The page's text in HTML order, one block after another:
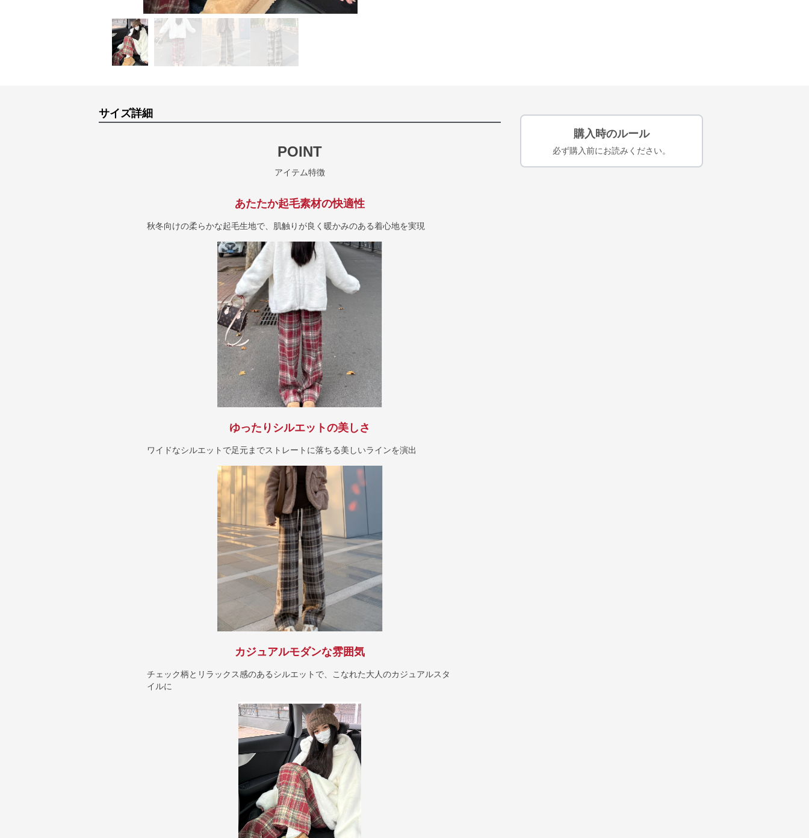
サイズ詳細
POINT
アイテム特徴
あたたか起毛素材の快適性
秋冬向けの柔らかな起毛生地で、肌触りが良く暖かみのある着心地を実現
ゆったりシルエットの美しさ
ワイドなシルエットで足元までストレートに落ちる美しいラインを演出
カジュアルモダンな雰囲気
チェック柄とリラックス感のあるシルエットで、こなれた大人のカジュアルスタ
イルに
購入時のルール
必ず購入前にお読みください。